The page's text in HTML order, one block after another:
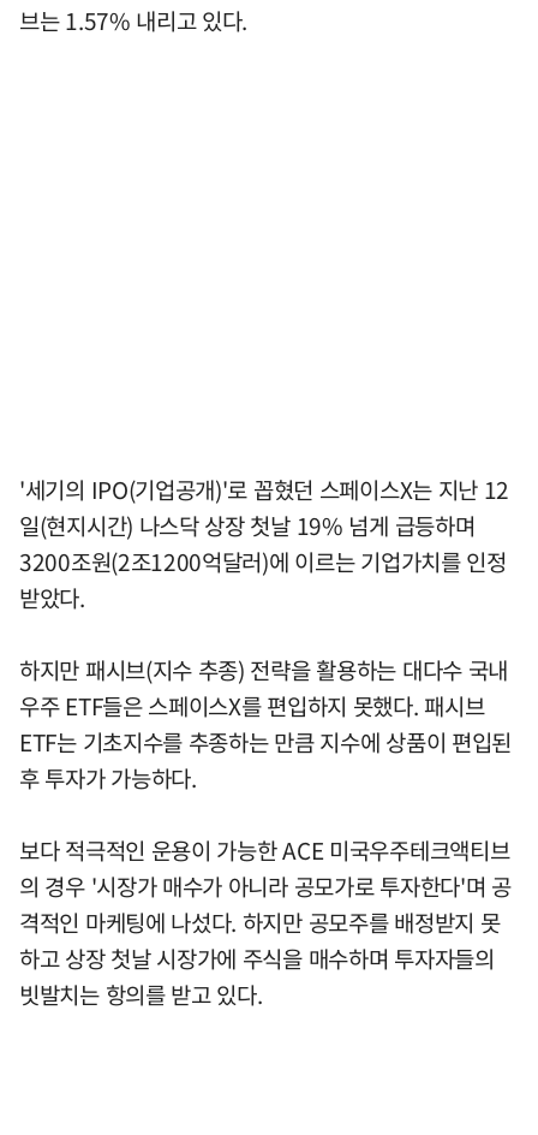
브는 1.57% 내리고 있다.
'세기의 IPO(기업공개)'로 꼽혔던 스페이스X는 지난 12
일(현지시간) 나스닥 상장 첫날 19% 넘게 급등하며
3200조원(2조1200억달러)에 이르는 기업가치를 인정
받았다.
하지만 패시브(지수 추종) 전략을 활용하는 대다수 국내
우주 ETF들은 스페이스X를 편입하지 못했다. 패시브
ETF는 기초지수를 추종하는 만큼 지수에 상품이 편입된
후 투자가 가능하다.
보다 적극적인 운용이 가능한 ACE 미국우주테크액티브
의 경우 '시장가 매수가 아니라 공모가로 투자한다'며 공
격적인 마케팅에 나섰다. 하지만 공모주를 배정받지 못
하고 상장 첫날 시장가에 주식을 매수하며 투자자들의
빗발치는 항의를 받고 있다.